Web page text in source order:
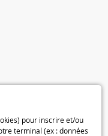
pour inscrire et/ou
terminal (ex : données